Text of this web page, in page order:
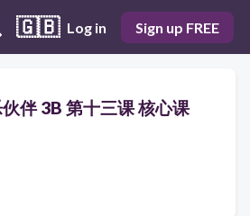
🇬🇧 Log in Sign up FREE
伴 3B 第十三课 核心课